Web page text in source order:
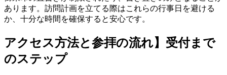
あります。訪問計画を立てる際はこれらの行事日を避ける
か、十分な時間を確保すると安心です。
アクセス方法と参拝の流れ】受付まで
のステップ